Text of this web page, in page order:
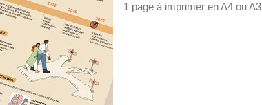
1 page à imprimer en A4 ou A3